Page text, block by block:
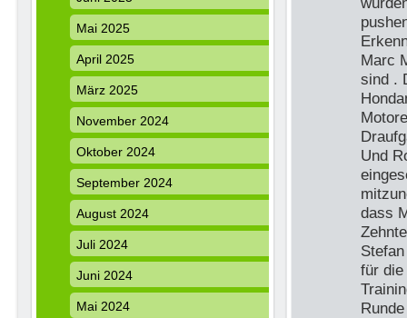
Marc
sind .
Und
dass
für die
Mai 2025
April 2025
März 2025
November 2024
Oktober 2024
September 2024
August 2024
Juli 2024
Juni 2024
Mai 2024